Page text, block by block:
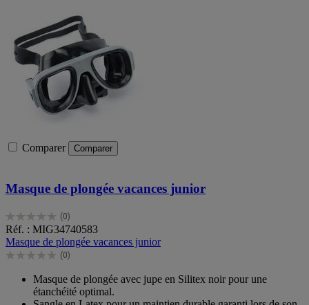
Comparer Comparer
Masque de plongée vacances junior
(0)
0.0
sur
5
étoiles.
Réf. : MIG34740583
Masque de plongée vacances junior
(0)
0.0
étoiles.
Masque de plongée avec jupe en Silitex noir pour une
étanchéité optimal.